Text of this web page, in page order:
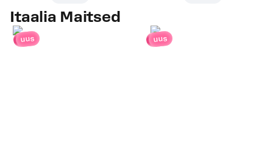
Itaalia Maitsed
uus uus